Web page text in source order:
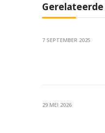
7 SEPTEMBER 2025
29 MEI 2026